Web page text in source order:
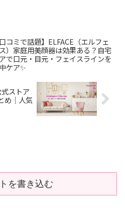
口コミで話題】ELFACE（エルフェ
）家庭用美顔器は効果ある？自宅
で口元・目元・フェイスラインを
ケア✨
ストア
め｜人気
を書き込む